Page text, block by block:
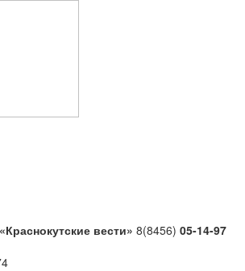
вести» 8(8456) 05-14-97